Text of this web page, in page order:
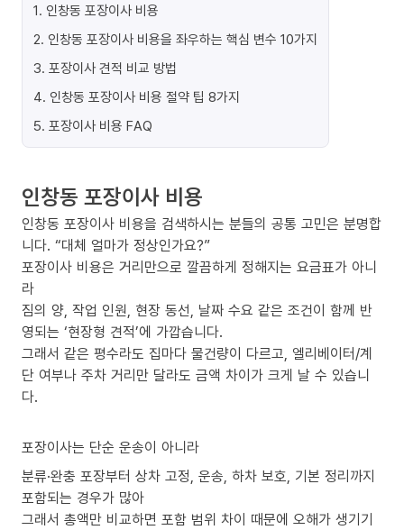
1. 인창동 포장이사 비용
2. 인창동 포장이사 비용을 좌우하는 핵심 변수 10가지
3. 포장이사 견적 비교 방법
4. 인창동 포장이사 비용 절약 팁 8가지
5. 포장이사 비용 FAQ
인창동 포장이사 비용
인창동 포장이사 비용을 검색하시는 분들의 공통 고민은 분명합
니다. “대체 얼마가 정상인가요?”
포장이사 비용은 거리만으로 깔끔하게 정해지는 요금표가 아니
라
짐의 양, 작업 인원, 현장 동선, 날짜 수요 같은 조건이 함께 반
영되는 ‘현장형 견적’에 가깝습니다.
그래서 같은 평수라도 집마다 물건량이 다르고, 엘리베이터/계
단 여부나 주차 거리만 달라도 금액 차이가 크게 날 수 있습니
다.
포장이사는 단순 운송이 아니라
분류·완충 포장부터 상차 고정, 운송, 하차 보호, 기본 정리까지
포함되는 경우가 많아
그래서 총액만 비교하면 포함 범위 차이 때문에 오해가 생기기